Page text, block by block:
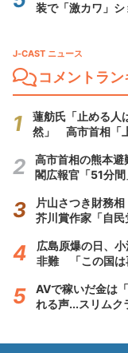
装で「激カワ」
J-CAST ニュース
コメントラ
蓮舫氏「止める人
然」 高市首相「
高市首相の熊本
閣広報官「51分
片山さつき財務
芥川賞作家「自民
広島原爆の日、
非難 「この国は
AVで稼いだ金は
れる声...スリムク